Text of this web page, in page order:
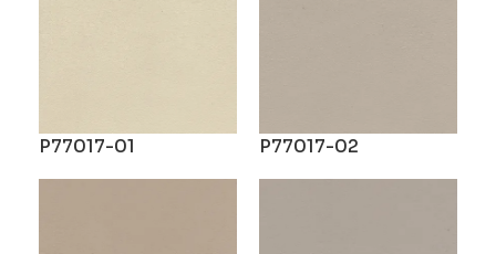
P77017-01 P77017-02